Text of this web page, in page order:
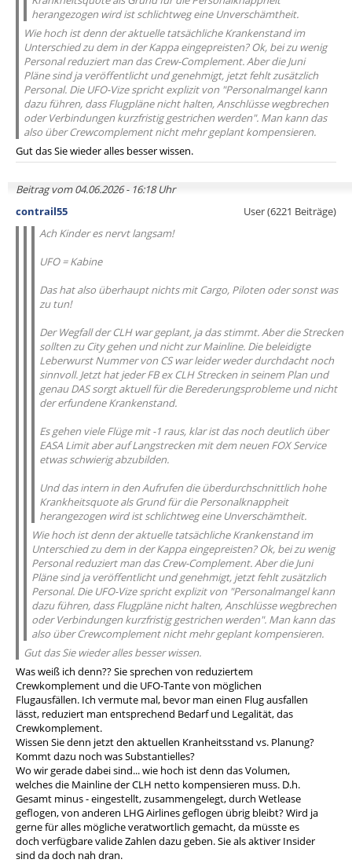
herangezogen wird ist schlichtweg eine Unverschämtheit.
Wie hoch ist denn der aktuelle tatsächliche Krankenstand im
Unterschied zu dem in der Kappa eingepreisten? Ok, bei zu wenig
Personal reduziert man das Crew-Complement. Aber die Juni
Pläne sind ja veröffentlicht und genehmigt, jetzt fehlt zusätzlich
Personal. Die UFO-Vize spricht explizit von "Personalmangel kann
dazu führen, dass Flugpläne nicht halten, Anschlüsse wegbrechen
oder Verbindungen kurzfristig gestrichen werden". Man kann das
also über Crewcomplement nicht mehr geplant kompensieren.
Gut das Sie wieder alles besser wissen.
Beitrag vom 04.06.2026 - 16:18 Uhr
contrail55
User (6221 Beiträge)
Ach Kinder es nervt langsam!
UFO = Kabine
Das hat also überhaupt nichts mit Cargo, Piloten oder sonst was
zu tun!
Der Wegfall der CLH war geplant, ja das stimmt. Aber die Strecken
sollten zu City gehen und nicht zur Mainline. Die beleidigte
Leberwurst Nummer von CS war leider weder durchdacht noch
sinnvoll. Jetzt hat jeder FB ex CLH Strecken in seinem Plan und
genau DAS sorgt aktuell für die Berederungsprobleme und nicht
der erfundene Krankenstand.
Es gehen viele Flüge mit -1 raus, klar ist das noch deutlich über
EASA Limit aber auf Langstrecken mit dem neuen FOX Service
etwas schwierig abzubilden.
Und das intern in den Aufrufen die überdurchschnittlich hohe
Krankheitsquote als Grund für die Personalknappheit
herangezogen wird ist schlichtweg eine Unverschämtheit.
Wie hoch ist denn der aktuelle tatsächliche Krankenstand im
Unterschied zu dem in der Kappa eingepreisten? Ok, bei zu wenig
Personal reduziert man das Crew-Complement. Aber die Juni
Pläne sind ja veröffentlicht und genehmigt, jetzt fehlt zusätzlich
Personal. Die UFO-Vize spricht explizit von "Personalmangel kann
dazu führen, dass Flugpläne nicht halten, Anschlüsse wegbrechen
oder Verbindungen kurzfristig gestrichen werden". Man kann das
also über Crewcomplement nicht mehr geplant kompensieren.
Gut das Sie wieder alles besser wissen.
Was weiß ich denn?? Sie sprechen von reduziertem
Crewkomplement und die UFO-Tante von möglichen
Flugausfällen. Ich vermute mal, bevor man einen Flug ausfallen
lässt, reduziert man entsprechend Bedarf und Legalität, das
Crewkomplement.
Wissen Sie denn jetzt den aktuellen Kranheitsstand vs. Planung?
Kommt dazu noch was Substantielles?
Wo wir gerade dabei sind... wie hoch ist denn das Volumen,
welches die Mainline der CLH netto kompensieren muss. D.h.
Gesamt minus - eingestellt, zusammengelegt, durch Wetlease
geflogen, von anderen LHG Airlines geflogen übrig bleibt? Wird ja
gerne für alles mögliche veratwortlich gemacht, da müsste es
doch verfügbare valide Zahlen dazu geben. Sie als aktiver Insider
sind da doch nah dran.